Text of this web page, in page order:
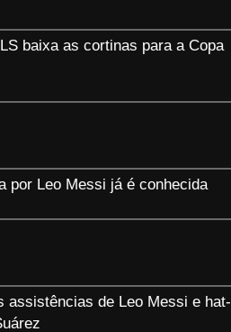
baixa as cortinas para a Copa
por Leo Messi já é conhecida
assistências de Leo Messi e hat-